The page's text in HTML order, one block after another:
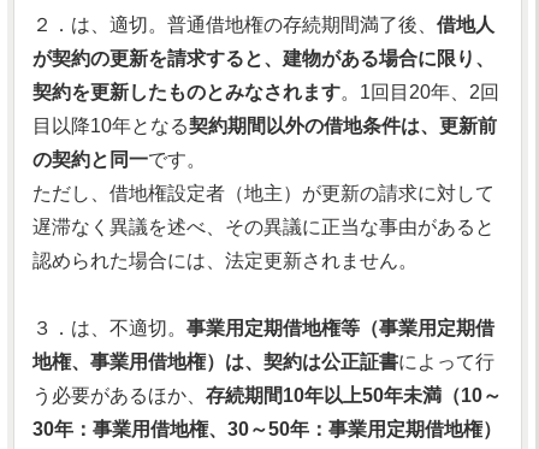
２．は、適切。普通借地権の存続期間満了後、 借地人
が契約の更新を請求すると、建物がある場合に限り、
契約を更新したものとみなされます。1回目20年、2回
目以降10年となる契約期間以外の借地条件は、更新前
の契約と同一です。
ただし、借地権設定者（地主）が更新の請求に対して
遅滞なく異議を述べ、その異議に正当な事由があると
認められた場合には、法定更新されません。
３．は、不適切。 事業用定期借地権等（事業用定期借
地権、事業用借地権）は、契約は公正証書によって行
う必要があるほか、 存続期間10年以上50年未満（10～
30年：事業用借地権、30～50年：事業用定期借地権）